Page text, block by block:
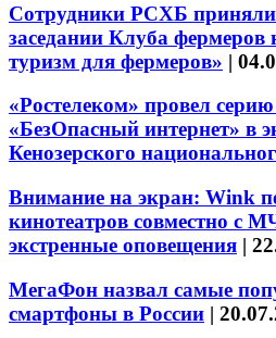
Сотрудники РСХБ приняли
заседании Клуба фермеров
туризм для фермеров» |
«Ростелеком» провел
«БезОпасный интернет» в
Кенозерского
Внимание на экран: Wink
кинотеатров совместно с
экстренные оповещения |
МегаФон назвал самые
смартфоны в России |